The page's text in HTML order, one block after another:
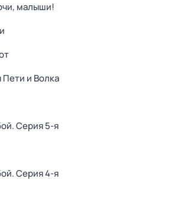
малыши!
и Волка
. Серия 5-я
. Серия 4-я